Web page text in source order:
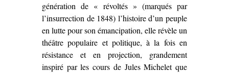
génération de « révoltés » (marqués par
l’insurrection de 1848) l’histoire d’un peuple
en lutte pour son émancipation, elle révèle un
théâtre populaire et politique, à la fois en
résistance et en projection, grandement
inspiré par les cours de Jules Michelet que